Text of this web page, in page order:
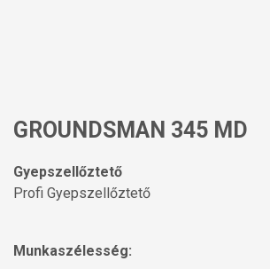
GROUNDSMAN 345 MD
Gyepszellőztető
Profi Gyepszellőztető
Munkaszélesség: